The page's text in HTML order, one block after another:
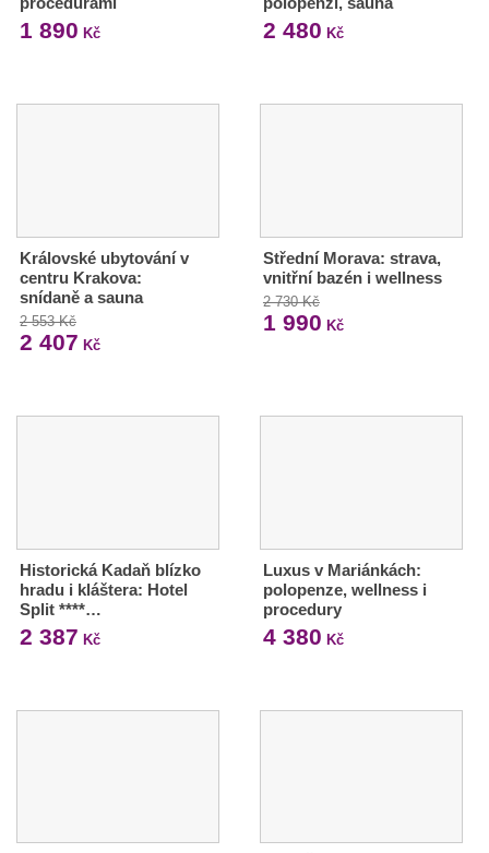
1 890 Kč 2 480 Kč
Královské ubytování v
centru Krakova:
snídaně a sauna
2 553 Kč
2 407 Kč
Střední Morava: strava,
vnitřní bazén i wellness
2 730 Kč
1 990 Kč
Historická Kadaň blízko
hradu i kláštera: Hotel
Split ****…
2 387 Kč
Luxus v Mariánkách:
polopenze, wellness i
procedury
4 380 Kč